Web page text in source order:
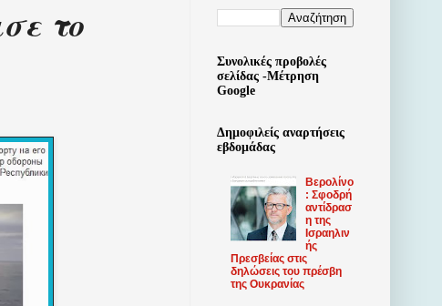
το
Συνολικές προβολές
σελίδας -Μέτρηση
Google
Δημοφιλείς αναρτήσεις
εβδομάδας
Βερολίνο
: Σφοδρή
αντίδρασ
η της
Ισραηλιν
ής
Πρεσβείας στις
δηλώσεις του πρέσβη
της Ουκρανίας